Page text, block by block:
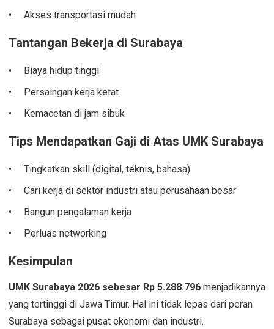
Akses transportasi mudah
Tantangan Bekerja di Surabaya
Biaya hidup tinggi
Persaingan kerja ketat
Kemacetan di jam sibuk
Tips Mendapatkan Gaji di Atas UMK Surabaya
Tingkatkan skill (digital, teknis, bahasa)
Cari kerja di sektor industri atau perusahaan besar
Bangun pengalaman kerja
Perluas networking
Kesimpulan
UMK Surabaya 2026 sebesar Rp 5.288.796 menjadikannya
yang tertinggi di Jawa Timur. Hal ini tidak lepas dari peran
Surabaya sebagai pusat ekonomi dan industri.